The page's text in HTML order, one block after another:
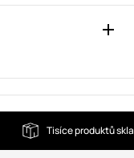
Tisíce produktů